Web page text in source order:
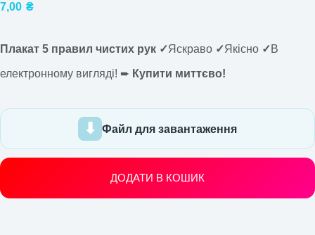
7,00 ₴
Плакат 5 правил чистих рук ✓Яскраво ✓Якісно ✓В
електронному вигляді! ➨ Купити миттєво!
Файл для завантаження
ДОДАТИ В КОШИК